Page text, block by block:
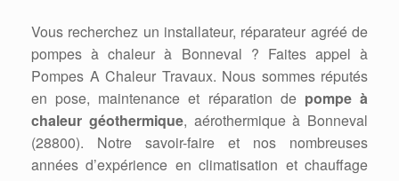
Vous recherchez un installateur, réparateur agréé de
pompes à chaleur à Bonneval ? Faites appel à
Pompes A Chaleur Travaux. Nous sommes réputés
en pose, maintenance et réparation de pompe à
chaleur géothermique, aérothermique à Bonneval
(28800). Notre savoir-faire et nos nombreuses
années d’expérience en climatisation et chauffage